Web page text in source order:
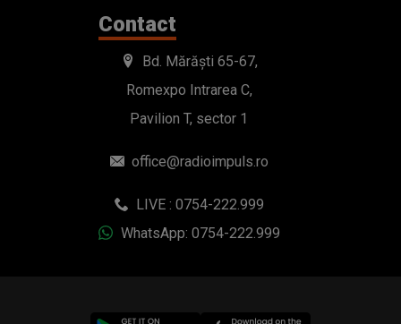
Contact
Bd. Mărăști 65-67,
Romexpo Intrarea C,
Pavilion T, sector 1
office@radioimpuls.ro
LIVE : 0754-222.999
WhatsApp: 0754-222.999